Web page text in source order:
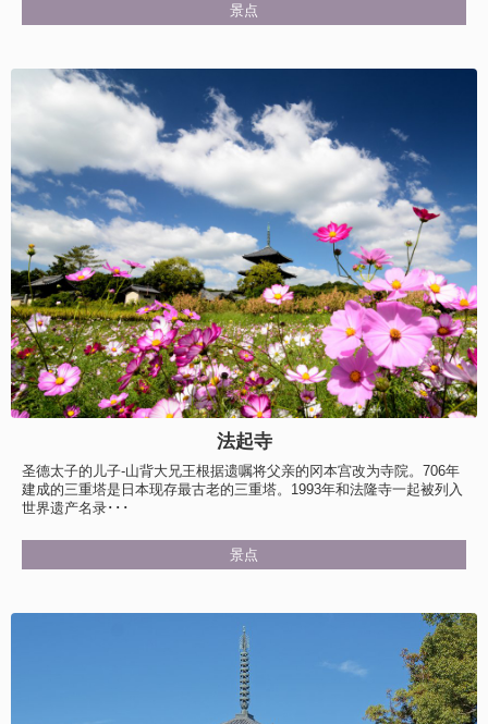
景点
法起寺
圣德太子的儿子-山背大兄王根据遗嘱将父亲的冈本宫改为寺院。706年
建成的三重塔是日本现存最古老的三重塔。1993年和法隆寺一起被列入
世界遗产名录･･･
景点